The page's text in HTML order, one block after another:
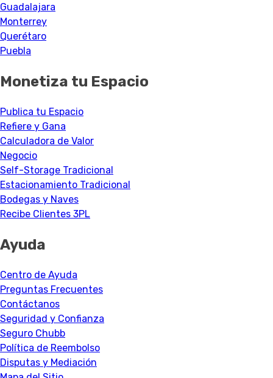
Guadalajara
Monterrey
Querétaro
Puebla
Monetiza tu Espacio
Publica tu Espacio
Refiere y Gana
Calculadora de Valor
Negocio
Self-Storage Tradicional
Estacionamiento Tradicional
Bodegas y Naves
Recibe Clientes 3PL
Ayuda
Centro de Ayuda
Preguntas Frecuentes
Contáctanos
Seguridad y Confianza
Seguro Chubb
Política de Reembolso
Disputas y Mediación